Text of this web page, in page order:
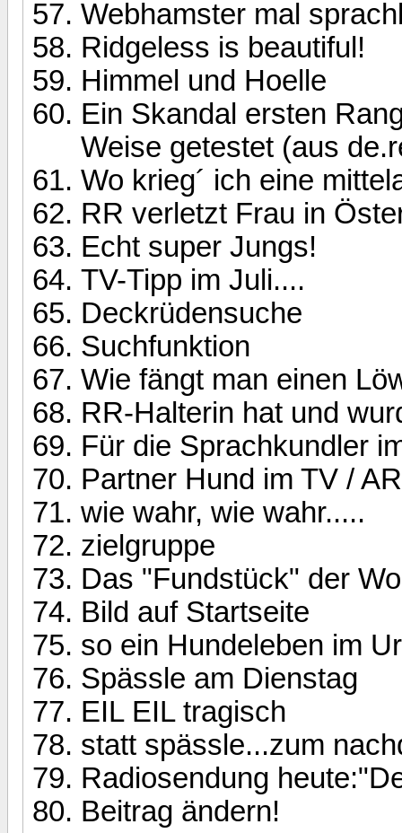
Webhamster mal
Ridgeless is beautiful!
Himmel und Hoelle
Ein Skandal ersten
Weise getestet (aus
Wo krieg´ ich eine
RR verletzt Frau in
Echt super Jungs!
TV-Tipp im Juli....
Deckrüdensuche
Suchfunktion
Wie fängt man einen
RR-Halterin hat und
Für die Sprachkundler
Partner Hund im TV /
wie wahr, wie wahr.....
zielgruppe
Das "Fundstück" der
Bild auf Startseite
so ein Hundeleben im
Spässle am Dienstag
EIL EIL tragisch
statt spässle...zum
Radiosendung
Beitrag ändern!